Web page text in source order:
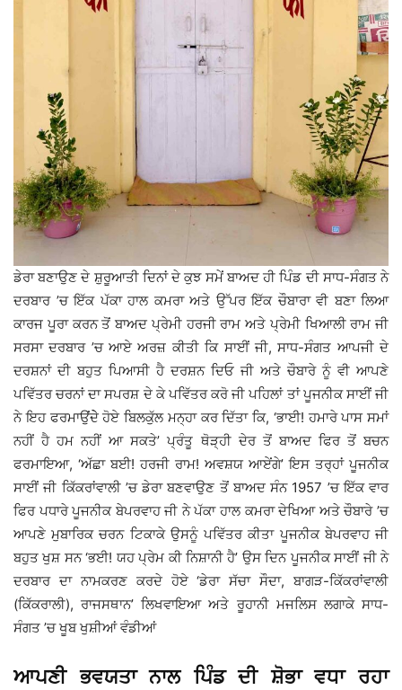
ਡੇਰਾ ਬਣਾਉਣ ਦੇ ਸ਼ੁਰੂਆਤੀ ਦਿਨਾਂ ਦੇ ਕੁਝ ਸਮੇਂ ਬਾਅਦ ਹੀ ਪਿੰਡ ਦੀ ਸਾਧ-ਸੰਗਤ ਨੇ
ਦਰਬਾਰ ’ਚ ਇੱਕ ਪੱਕਾ ਹਾਲ ਕਮਰਾ ਅਤੇ ਉੱਪਰ ਇੱਕ ਚੌਬਾਰਾ ਵੀ ਬਣਾ ਲਿਆ
ਕਾਰਜ ਪੂਰਾ ਕਰਨ ਤੋਂ ਬਾਅਦ ਪ੍ਰੇਮੀ ਹਰਜੀ ਰਾਮ ਅਤੇ ਪ੍ਰੇਮੀ ਖਿਆਲੀ ਰਾਮ ਜੀ
ਸਰਸਾ ਦਰਬਾਰ ’ਚ ਆਏ ਅਰਜ਼ ਕੀਤੀ ਕਿ ਸਾਈਂ ਜੀ, ਸਾਧ-ਸੰਗਤ ਆਪਜੀ ਦੇ
ਦਰਸ਼ਨਾਂ ਦੀ ਬਹੁਤ ਪਿਆਸੀ ਹੈ ਦਰਸ਼ਨ ਦਿਓ ਜੀ ਅਤੇ ਚੌਬਾਰੇ ਨੂੰ ਵੀ ਆਪਣੇ
ਪਵਿੱਤਰ ਚਰਨਾਂ ਦਾ ਸਪਰਸ਼ ਦੇ ਕੇ ਪਵਿੱਤਰ ਕਰੋ ਜੀ ਪਹਿਲਾਂ ਤਾਂ ਪੂਜਨੀਕ ਸਾਈਂ ਜੀ
ਨੇ ਇਹ ਫਰਮਾਉਂਦੇੇ ਹੋਏ ਬਿਲਕੁੱਲ ਮਨ੍ਹਾ ਕਰ ਦਿੱਤਾ ਕਿ, ‘ਭਾਈ! ਹਮਾਰੇ ਪਾਸ ਸਮਾਂ
ਨਹੀਂ ਹੈ ਹਮ ਨਹੀਂ ਆ ਸਕਤੇ’ ਪ੍ਰੰਤੂ ਥੋੜ੍ਹੀ ਦੇਰ ਤੋਂ ਬਾਅਦ ਫਿਰ ਤੋਂ ਬਚਨ
ਫਰਮਾਇਆ, ‘ਅੱਛਾ ਬਈ! ਹਰਜੀ ਰਾਮ! ਅਵਸ਼ਯ ਆਏਂਗੇ’ ਇਸ ਤਰ੍ਹਾਂ ਪੂਜਨੀਕ
ਸਾਈਂ ਜੀ ਕਿੱਕਰਾਂਵਾਲੀ ’ਚ ਡੇਰਾ ਬਣਵਾਉਣ ਤੋਂ ਬਾਅਦ ਸੰਨ 1957 ’ਚ ਇੱਕ ਵਾਰ
ਫਿਰ ਪਧਾਰੇ ਪੂਜਨੀਕ ਬੇਪਰਵਾਹ ਜੀ ਨੇ ਪੱਕਾ ਹਾਲ ਕਮਰਾ ਦੇਖਿਆ ਅਤੇ ਚੌਬਾਰੇ ’ਚ
ਆਪਣੇ ਮੁਬਾਰਿਕ ਚਰਨ ਟਿਕਾਕੇ ਉਸਨੂੰ ਪਵਿੱਤਰ ਕੀਤਾ ਪੂਜਨੀਕ ਬੇਪਰਵਾਹ ਜੀ
ਬਹੁਤ ਖੁਸ਼ ਸਨ ‘ਭਈ! ਯਹ ਪ੍ਰੇਮ ਕੀ ਨਿਸ਼ਾਨੀ ਹੈ’ ਉਸ ਦਿਨ ਪੂਜਨੀਕ ਸਾਈਂ ਜੀ ਨੇ
ਦਰਬਾਰ ਦਾ ਨਾਮਕਰਣ ਕਰਦੇ ਹੋਏ ‘ਡੇਰਾ ਸੱਚਾ ਸੌਦਾ, ਬਾਗੜ-ਕਿੱਕਰਾਂਵਾਲੀ
(ਕਿੱਕਰਾਲੀ), ਰਾਜਸਥਾਨ’ ਲਿਖਵਾਇਆ ਅਤੇ ਰੂਹਾਨੀ ਮਜਲਿਸ ਲਗਾਕੇ ਸਾਧ-
ਸੰਗਤ ’ਚ ਖੂਬ ਖੁਸ਼ੀਆਂ ਵੰਡੀਆਂ
ਆਪਣੀ ਭਵਯਤਾ ਨਾਲ ਪਿੰਡ ਦੀ ਸ਼ੋਭਾ ਵਧਾ ਰਹਾ